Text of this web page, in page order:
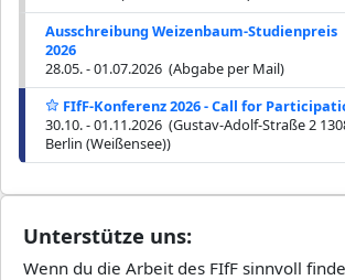
Ausschreibung Weizenbaum-Studienpreis
2026
28.05. - 01.07.2026 (Abgabe per Mail)
FIfF-Konferenz 2026 - Call for
30.10. - 01.11.2026 (Gustav-Adolf-Straße 2
Berlin (Weißensee))
Unterstütze uns:
Wenn du die Arbeit des FIfF sinnvoll